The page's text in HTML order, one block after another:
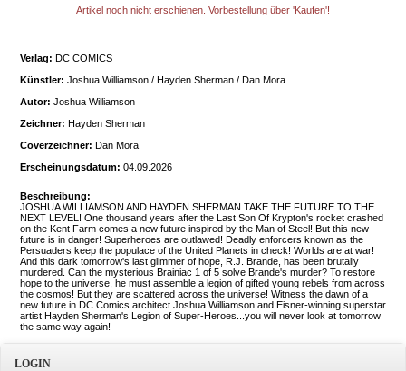
Artikel noch nicht erschienen. Vorbestellung über 'Kaufen'!
Verlag: DC COMICS
Künstler: Joshua Williamson / Hayden Sherman / Dan Mora
Autor: Joshua Williamson
Zeichner: Hayden Sherman
Coverzeichner: Dan Mora
Erscheinungsdatum: 04.09.2026
Beschreibung:
JOSHUA WILLIAMSON AND HAYDEN SHERMAN TAKE THE FUTURE TO THE
NEXT LEVEL! One thousand years after the Last Son Of Krypton's rocket crashed
on the Kent Farm comes a new future inspired by the Man of Steel! But this new
future is in danger! Superheroes are outlawed! Deadly enforcers known as the
Persuaders keep the populace of the United Planets in check! Worlds are at war!
And this dark tomorrow's last glimmer of hope, R.J. Brande, has been brutally
murdered. Can the mysterious Brainiac 1 of 5 solve Brande's murder? To restore
hope to the universe, he must assemble a legion of gifted young rebels from across
the cosmos! But they are scattered across the universe! Witness the dawn of a
new future in DC Comics architect Joshua Williamson and Eisner-winning superstar
artist Hayden Sherman's Legion of Super-Heroes...you will never look at tomorrow
the same way again!
LOGIN